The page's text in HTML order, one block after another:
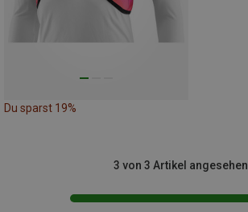
Du sparst 19%
3 von 3 Artikel angesehen